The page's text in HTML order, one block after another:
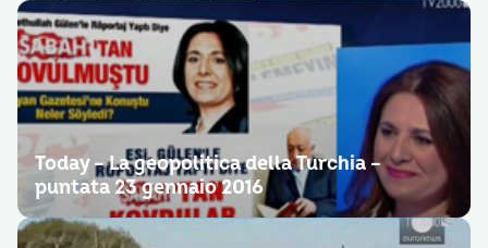
Today – La geopolitica della Turchia –
puntata 23 gennaio 2016